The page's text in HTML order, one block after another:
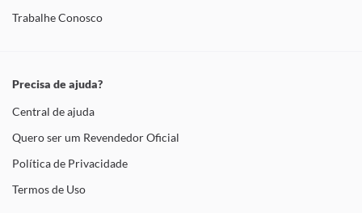
Trabalhe Conosco
Precisa de ajuda?
Central de ajuda
Quero ser um Revendedor Oficial
Política de Privacidade
Termos de Uso